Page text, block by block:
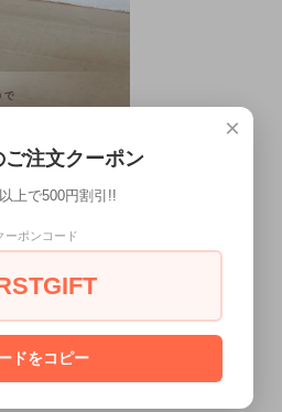
ーーーーーーーーーーーーー
×
ご注文クーポン
上で500円割引!!
ーポンコード
ドをコピー